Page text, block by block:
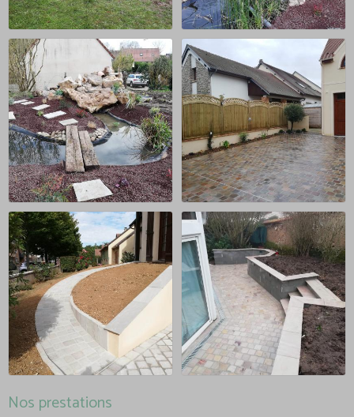
Nos prestations